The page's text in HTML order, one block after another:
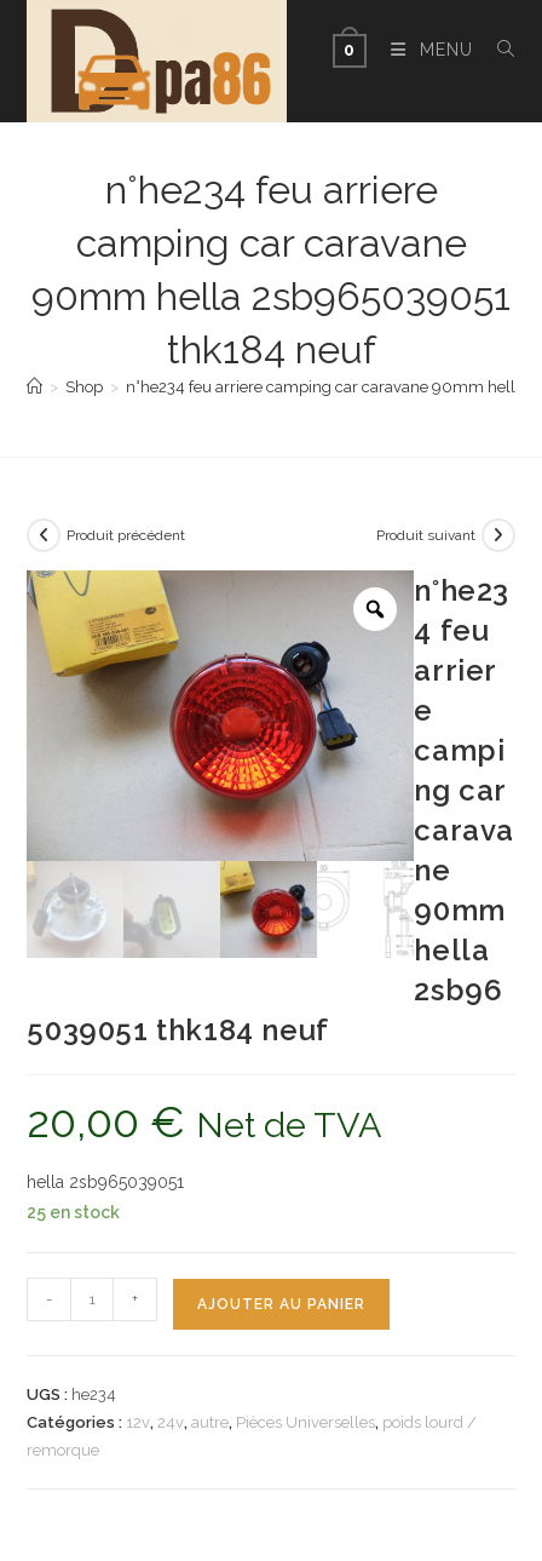
0 MENU
n°he234 feu arriere
camping car caravane
90mm hella 2sb965039051
thk184 neuf
> Shop > n°he234 feu arriere camping car caravane 90mm hella
Produit précédent Produit suivant
n°he23
4 feu
arrier
e
campi
ng car
carava
ne
90mm
hella
2sb96
5039051 thk184 neuf
20,00 € Net de TVA
hella 2sb965039051
25 en stock
de
arriere
- + AJOUTER AU PANIER
UGS : he234
Catégories : 12v,24v,autre, Pièces Universelles, poids lourd /
remorque